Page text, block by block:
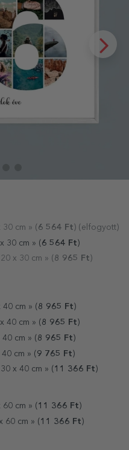
30 cm » ( 6 564 Ft ) (elfogyott)
30 cm » (6 564 Ft)
x 30 cm » ( 8 965 Ft)
40 cm » ( 8 965 Ft )
40 cm » ( 8 965 Ft )
cm » (8 965 Ft)
cm » (9 765 Ft)
x 40 cm » ( 11 366 Ft )
60 cm » ( 11 366 Ft )
60 cm » (11 366 Ft)